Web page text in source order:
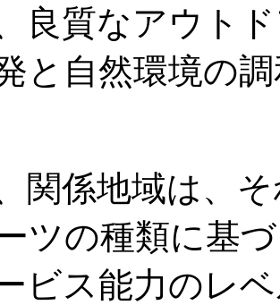
良質なアウト
と自然環境の
関係地域は、
ツの種類に基
ビス能力のレ